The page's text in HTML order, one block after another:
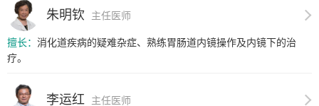
朱明钦 主任医师
擅长： 消化道疾病的疑难杂症、熟练胃肠道内镜操作及内镜下的治
疗。
李运红 主任医师